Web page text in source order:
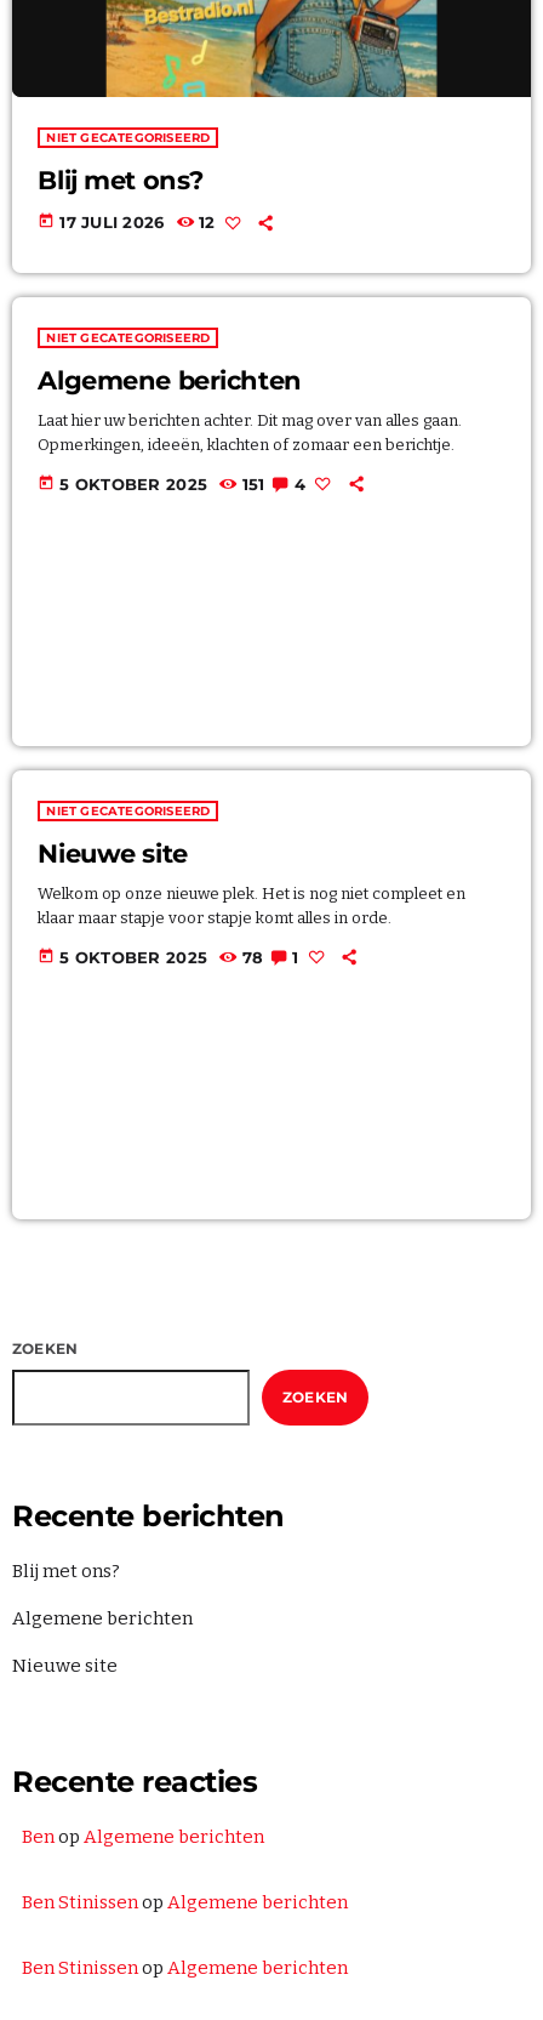
PROMOTE
juli 2026
oktober 2025
THE BEST HITS NON STOP
00:00 - 23:59
Non Stop
THE BEST HITS NON STOP
00:00 - 18:00
Toen Show
GEPRESENTEERD DOOR BEN STINISSEN
NIET GECATEGORISEERD
Blij met ons?
today 17 JULI 2026 12
NIET GECATEGORISEERD
Algemene berichten
Laat hier uw berichten achter. Dit mag over van alles gaan.
Opmerkingen, ideeën, klachten of zomaar een berichtje.
today 5 OKTOBER 2025 151 4
NIET GECATEGORISEERD
Nieuwe site
Welkom op onze nieuwe plek. Het is nog niet compleet en
klaar maar stapje voor stapje komt alles in orde.
today 5 OKTOBER 2025 78 1
ZOEKEN
ZOEKEN
Recente berichten
Blij met ons?
Algemene berichten
Nieuwe site
Recente reacties
Benop Algemene berichten
Ben Stinissenop Algemene berichten
Ben Stinissenop Algemene berichten